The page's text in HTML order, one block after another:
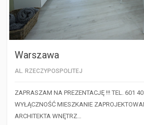
Warszawa
AL. RZECZYPOSPOLITEJ
ZAPRASZAM NA PREZENTACJĘ !!! TEL. 601
WYŁĄCZNOŚĆ MIESZKANIE
ARCHITEKTA WNĘTRZ…